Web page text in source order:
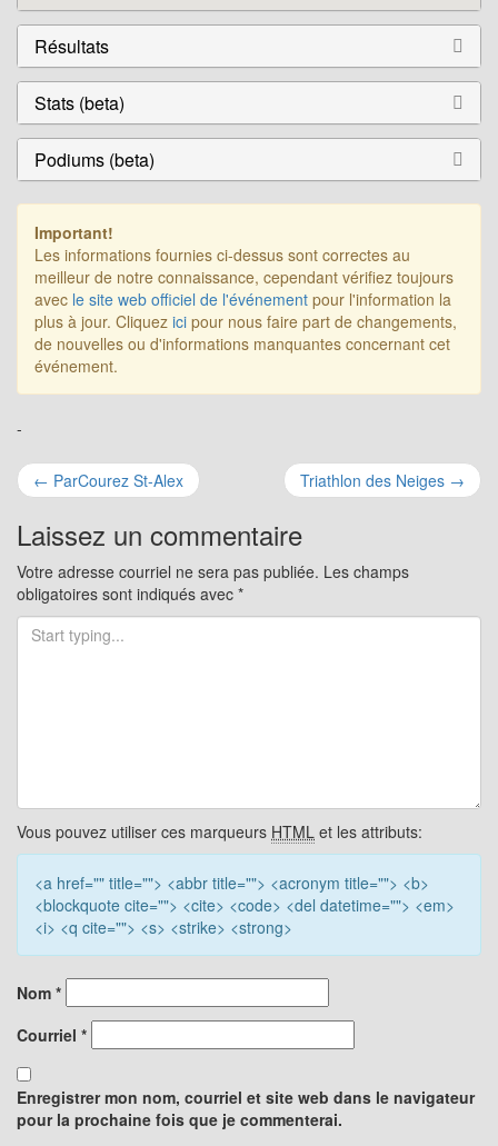
Résultats
Stats (beta)
Podiums (beta)
Important!
Les informations fournies ci-dessus sont correctes au
meilleur de notre connaissance, cependant vérifiez toujours
avec le site web officiel de l'événement pour l'information la
plus à jour. Cliquez ici pour nous faire part de changements,
de nouvelles ou d'informations manquantes concernant cet
événement.
-
Navigation
pour
les
articles
← ParCourez St-Alex Triathlon des Neiges →
Laissez un commentaire
Votre adresse courriel ne sera pas publiée. Les champs
obligatoires sont indiqués avec *
Vous pouvez utiliser ces marqueurs HTML et les attributs:
<a href="" title=""> <abbr title=""> <acronym title=""> <b>
<blockquote cite=""> <cite> <code> <del datetime=""> <em>
<i> <q cite=""> <s> <strike> <strong>
Nom *
Courriel *
Enregistrer mon nom, courriel et site web dans le navigateur
pour la prochaine fois que je commenterai.